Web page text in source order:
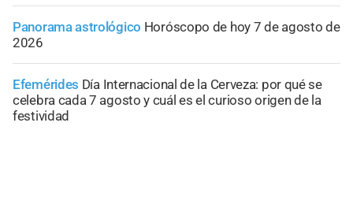
Panorama astrológico Horóscopo de hoy 7 de agosto de
2026
Efemérides Día Internacional de la Cerveza: por qué se
celebra cada 7 agosto y cuál es el curioso origen de la
festividad